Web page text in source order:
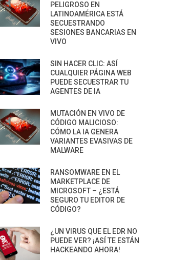
PELIGROSO EN
LATINOAMÉRICA ESTÁ
SECUESTRANDO
SESIONES BANCARIAS EN
VIVO
SIN HACER CLIC: ASÍ
CUALQUIER PÁGINA WEB
PUEDE SECUESTRAR TU
AGENTES DE IA
MUTACIÓN EN VIVO DE
CÓDIGO MALICIOSO:
CÓMO LA IA GENERA
VARIANTES EVASIVAS DE
MALWARE
RANSOMWARE EN EL
MARKETPLACE DE
MICROSOFT – ¿ESTÁ
SEGURO TU EDITOR DE
CÓDIGO?
¿UN VIRUS QUE EL EDR NO
PUEDE VER? ¡ASÍ TE ESTÁN
HACKEANDO AHORA!